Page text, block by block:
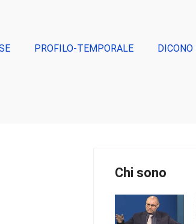
PROFILO-TEMPORALE
Chi sono